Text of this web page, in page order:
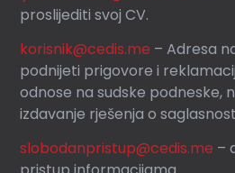
proslijediti svoj CV.
korisnik@cedis.me – Adresa
podnijeti prigovore i
odnose na sudske podneske,
izdavanje rješenja o
slobodanpristup@cedis.me –